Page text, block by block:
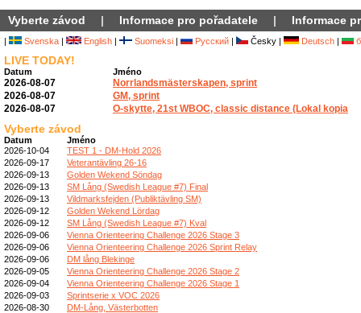
Vyberte závod | Informace pro pořadatele | Informace
| Svenska | English | Suomeksi | Русский | Česky | Deutsch |
LIVE TODAY!
Datum Jméno
2026-08-07
Norrlandsmästerskapen, sprint
2026-08-07
GM, sprint
2026-08-07
O-skytte, 21st WBOC, classic distance (Lokal kopia
Vyberte závod
Datum
Jméno
2026-10-04
TEST 1 - DM-Hold 2026
2026-09-17
Veterantävling 26-16
2026-09-13
Golden Wekend Söndag
2026-09-13
SM Lång (Swedish League #7) Final
2026-09-13
Vildmarksfejden (Publiktävling SM)
2026-09-12
Golden Wekend Lördag
2026-09-12
SM Lång (Swedish League #7) Kval
2026-09-06
Vienna Orienteering Challenge 2026 Stage 3
2026-09-06
Vienna Orienteering Challenge 2026 Sprint Relay
2026-09-06
DM lång Blekinge
2026-09-05
Vienna Orienteering Challenge 2026 Stage 2
2026-09-04
Vienna Orienteering Challenge 2026 Stage 1
2026-09-03
Sprintserie x VOC 2026
2026-08-30
DM-Lång, Västerbotten